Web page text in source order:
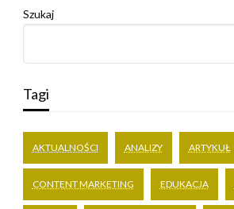
Szukaj
Tagi
AKTUALNOŚCI ANALIZY ARTYKUŁ
CONTENT MARKETING EDUKACJA